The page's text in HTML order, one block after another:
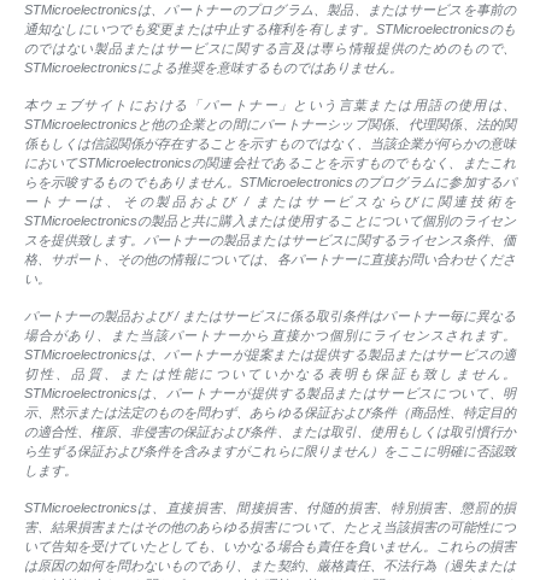
STMicroelectronicsは、パートナーのプログラム、製品、またはサービスを事前の
通知なしにいつでも変更または中止する権利を有します。STMicroelectronicsのも
のではない製品またはサービスに関する言及は専ら情報提供のためのもので、
STMicroelectronicsによる推奨を意味するものではありません。
本ウェブサイトにおける「パートナー」という言葉または用語の使用は、
STMicroelectronicsと他の企業との間にパートナーシップ関係、代理関係、法的関
係もしくは信認関係が存在することを示すものではなく、当該企業が何らかの意味
においてSTMicroelectronicsの関連会社であることを示すものでもなく、またこれ
らを示唆するものでもありません。STMicroelectronicsのプログラムに参加するパ
ートナーは、その製品および / またはサービスならびに関連技術を
STMicroelectronicsの製品と共に購入または使用することについて個別のライセン
スを提供致します。パートナーの製品またはサービスに関するライセンス条件、価
格、サポート、その他の情報については、各パートナーに直接お問い合わせくださ
い。
パートナーの製品および / またはサービスに係る取引条件はパートナー毎に異なる
場合があり、また当該パートナーから直接かつ個別にライセンスされます。
STMicroelectronicsは、パートナーが提案または提供する製品またはサービスの適
切性、品質、または性能についていかなる表明も保証も致しません。
STMicroelectronicsは、パートナーが提供する製品またはサービスについて、明
示、黙示または法定のものを問わず、あらゆる保証および条件（商品性、特定目的
の適合性、権原、非侵害の保証および条件、または取引、使用もしくは取引慣行か
ら生ずる保証および条件を含みますがこれらに限りません）をここに明確に否認致
します。
STMicroelectronicsは、直接損害、間接損害、付随的損害、特別損害、懲罰的損
害、結果損害またはその他のあらゆる損害について、たとえ当該損害の可能性につ
いて告知を受けていたとしても、いかなる場合も責任を負いません。これらの損害
は原因の如何を問わないものであり、また契約、厳格責任、不法行為（過失または